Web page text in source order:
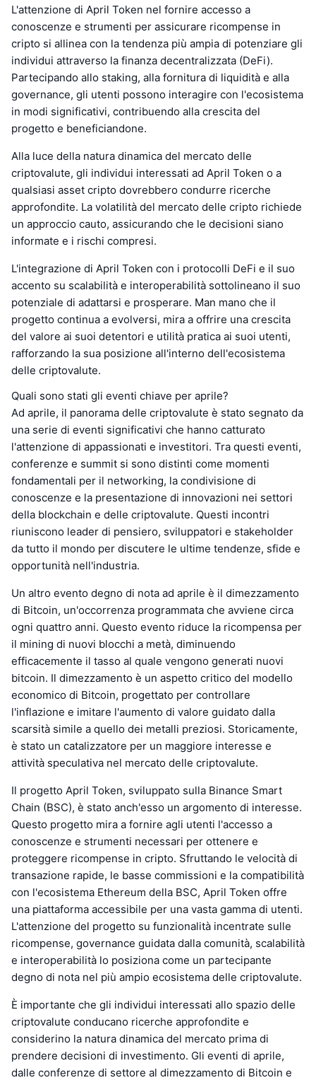
L'attenzione di April Token nel fornire accesso a
conoscenze e strumenti per assicurare ricompense in
cripto si allinea con la tendenza più ampia di potenziare gli
individui attraverso la finanza decentralizzata (DeFi).
Partecipando allo staking, alla fornitura di liquidità e alla
governance, gli utenti possono interagire con l'ecosistema
in modi significativi, contribuendo alla crescita del
progetto e beneficiandone.
Alla luce della natura dinamica del mercato delle
criptovalute, gli individui interessati ad April Token o a
qualsiasi asset cripto dovrebbero condurre ricerche
approfondite. La volatilità del mercato delle cripto richiede
un approccio cauto, assicurando che le decisioni siano
informate e i rischi compresi.
L'integrazione di April Token con i protocolli DeFi e il suo
accento su scalabilità e interoperabilità sottolineano il suo
potenziale di adattarsi e prosperare. Man mano che il
progetto continua a evolversi, mira a offrire una crescita
del valore ai suoi detentori e utilità pratica ai suoi utenti,
rafforzando la sua posizione all'interno dell'ecosistema
delle criptovalute.
Quali sono stati gli eventi chiave per aprile?
Ad aprile, il panorama delle criptovalute è stato segnato da
una serie di eventi significativi che hanno catturato
l'attenzione di appassionati e investitori. Tra questi eventi,
conferenze e summit si sono distinti come momenti
fondamentali per il networking, la condivisione di
conoscenze e la presentazione di innovazioni nei settori
della blockchain e delle criptovalute. Questi incontri
riuniscono leader di pensiero, sviluppatori e stakeholder
da tutto il mondo per discutere le ultime tendenze, sfide e
opportunità nell'industria.
Un altro evento degno di nota ad aprile è il dimezzamento
di Bitcoin, un'occorrenza programmata che avviene circa
ogni quattro anni. Questo evento riduce la ricompensa per
il mining di nuovi blocchi a metà, diminuendo
efficacemente il tasso al quale vengono generati nuovi
bitcoin. Il dimezzamento è un aspetto critico del modello
economico di Bitcoin, progettato per controllare
l'inflazione e imitare l'aumento di valore guidato dalla
scarsità simile a quello dei metalli preziosi. Storicamente,
è stato un catalizzatore per un maggiore interesse e
attività speculativa nel mercato delle criptovalute.
Il progetto April Token, sviluppato sulla Binance Smart
Chain (BSC), è stato anch'esso un argomento di interesse.
Questo progetto mira a fornire agli utenti l'accesso a
conoscenze e strumenti necessari per ottenere e
proteggere ricompense in cripto. Sfruttando le velocità di
transazione rapide, le basse commissioni e la compatibilità
con l'ecosistema Ethereum della BSC, April Token offre
una piattaforma accessibile per una vasta gamma di utenti.
L'attenzione del progetto su funzionalità incentrate sulle
ricompense, governance guidata dalla comunità, scalabilità
e interoperabilità lo posiziona come un partecipante
degno di nota nel più ampio ecosistema delle criptovalute.
È importante che gli individui interessati allo spazio delle
criptovalute conducano ricerche approfondite e
considerino la natura dinamica del mercato prima di
prendere decisioni di investimento. Gli eventi di aprile,
dalle conferenze di settore al dimezzamento di Bitcoin e